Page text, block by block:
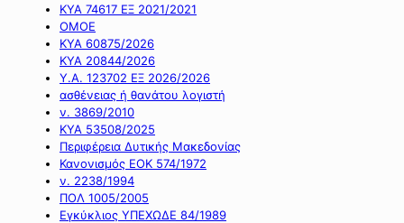
ΚΥΑ 74617 ΕΞ 2021/2021
ΟΜΟΕ
ΚΥΑ 60875/2026
ΚΥΑ 20844/2026
Υ.Α. 123702 ΕΞ 2026/2026
ασθένειας ή θανάτου λογιστή
ν. 3869/2010
ΚΥΑ 53508/2025
Περιφέρεια Δυτικής Μακεδονίας
Κανονισμός ΕΟΚ 574/1972
ν. 2238/1994
ΠΟΛ 1005/2005
Εγκύκλιος ΥΠΕΧΩΔΕ 84/1989